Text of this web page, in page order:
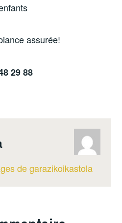
assurée!
29 88
de garazikoikastola